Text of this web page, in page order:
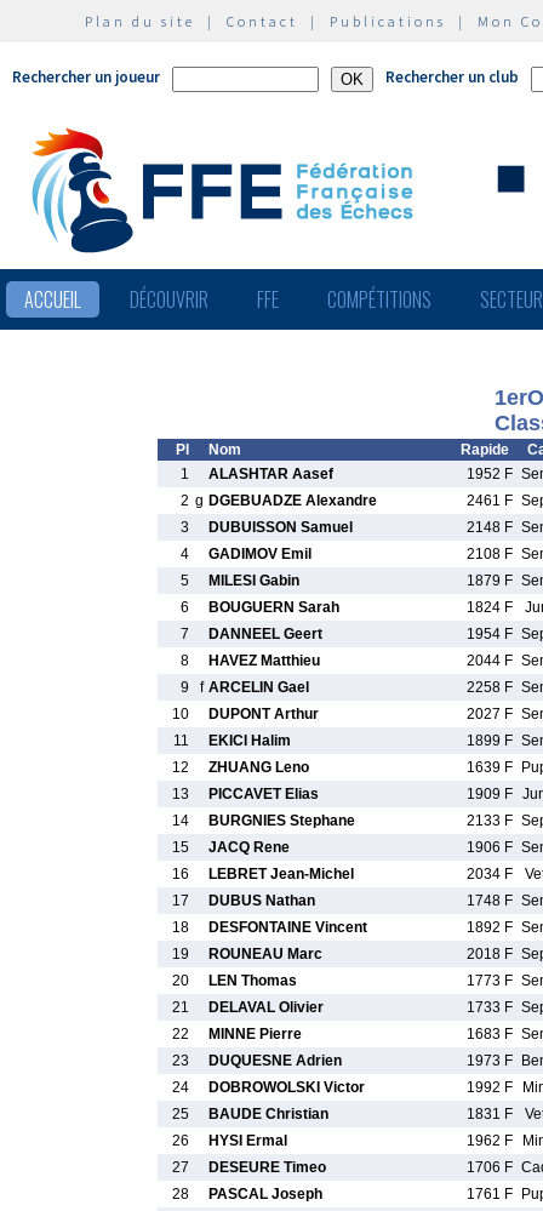
Plan du site | Contact | Publications | Mon
Rechercher un joueur Rechercher un club
ACCUEIL DÉCOUVRIR FFE COMPÉTITIONS
Pl Nom Rapide
1
ALASHTAR Aasef 1952 F
2 g DGEBUADZE Alexandre 2461 F
3
DUBUISSON Samuel 2148 F
4
GADIMOV Emil 2108 F
5
MILESI Gabin 1879 F
6
BOUGUERN Sarah 1824 F
7
DANNEEL Geert 1954 F
8
HAVEZ Matthieu 2044 F
9
f ARCELIN Gael 2258 F
10
DUPONT Arthur 2027 F
11
EKICI Halim 1899 F
12
ZHUANG Leno 1639 F
13
PICCAVET Elias 1909 F
14
BURGNIES Stephane 2133 F
15
JACQ Rene 1906 F
16
LEBRET Jean-Michel 2034 F
17
DUBUS Nathan 1748 F
18
DESFONTAINE Vincent 1892 F
19
ROUNEAU Marc 2018 F
20
LEN Thomas 1773 F
21
DELAVAL Olivier 1733 F
22
MINNE Pierre 1683 F
23
DUQUESNE Adrien 1973 F
24
DOBROWOLSKI Victor 1992 F
25
BAUDE Christian 1831 F
26
HYSI Ermal 1962 F
27
DESEURE Timeo 1706 F
28
PASCAL Joseph 1761 F